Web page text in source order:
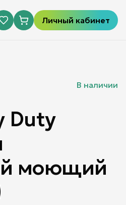
Личный кабинет
В наличии
Duty
моющий